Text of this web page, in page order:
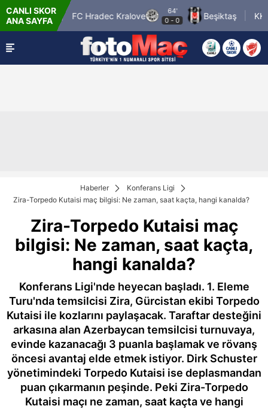
CANLI SKOR
ANA SAYFA
Tromso IL FC Hradec Kralove
64'
0- 0 Beşiktaş KKS
Haberler
Konferans Ligi
Zira-Torpedo Kutaisi maç bilgisi: Ne zaman, saat kaçta, hangi kanalda?
Zira-Torpedo Kutaisi maç
bilgisi: Ne zaman, saat kaçta,
hangi kanalda?
Konferans Ligi'nde heyecan başladı. 1. Eleme
Turu'nda temsilcisi Zira, Gürcistan ekibi Torpedo
Kutaisi ile kozlarını paylaşacak. Taraftar desteğini
arkasına alan Azerbaycan temsilcisi turnuvaya,
evinde kazanacağı 3 puanla başlamak ve rövanş
öncesi avantaj elde etmek istiyor. Dirk Schuster
yönetimindeki Torpedo Kutaisi ise deplasmandan
puan çıkarmanın peşinde. Peki Zira-Torpedo
Kutaisi maçı ne zaman, saat kaçta ve hangi